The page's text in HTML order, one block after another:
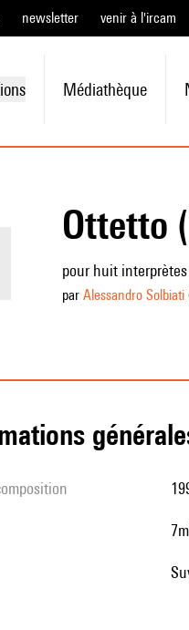
newsletter venir à l'ircam
Médiathèque
Ottetto
pour huit interprètes
par Alessandro Solbiati